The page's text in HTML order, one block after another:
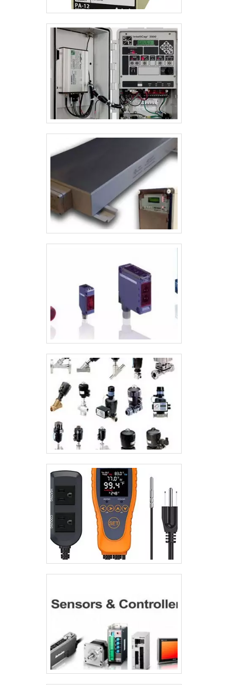
todo o ciclo de entrega com excelência para cada